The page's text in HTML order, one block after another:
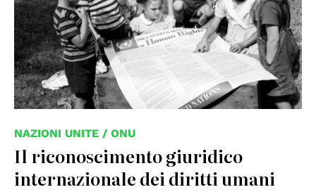
NAZIONI UNITE / ONU
Il riconoscimento giuridico
internazionale dei diritti umani